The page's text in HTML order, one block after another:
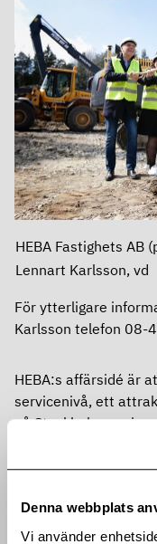
Denna webbplats
Vi använder
HEBA Fastighets AB
Lennart Karlsson, vd
För ytterligare
Karlsson telefon 08-
HEBA:s affärsidé är
servicenivå, ett
på
engagerad
HEBA är sedan år
Ytterligare
www.hebafast.se